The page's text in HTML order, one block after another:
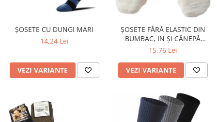
ȘOSETE CU DUNGI MARI
14,24 Lei
VEZI VARIANTE
ȘOSETE FĂRĂ ELASTIC DIN
BUMBAC, IN ȘI CÂNEPĂ
ORGANICĂ
15,76 Lei
VEZI VARIANTE